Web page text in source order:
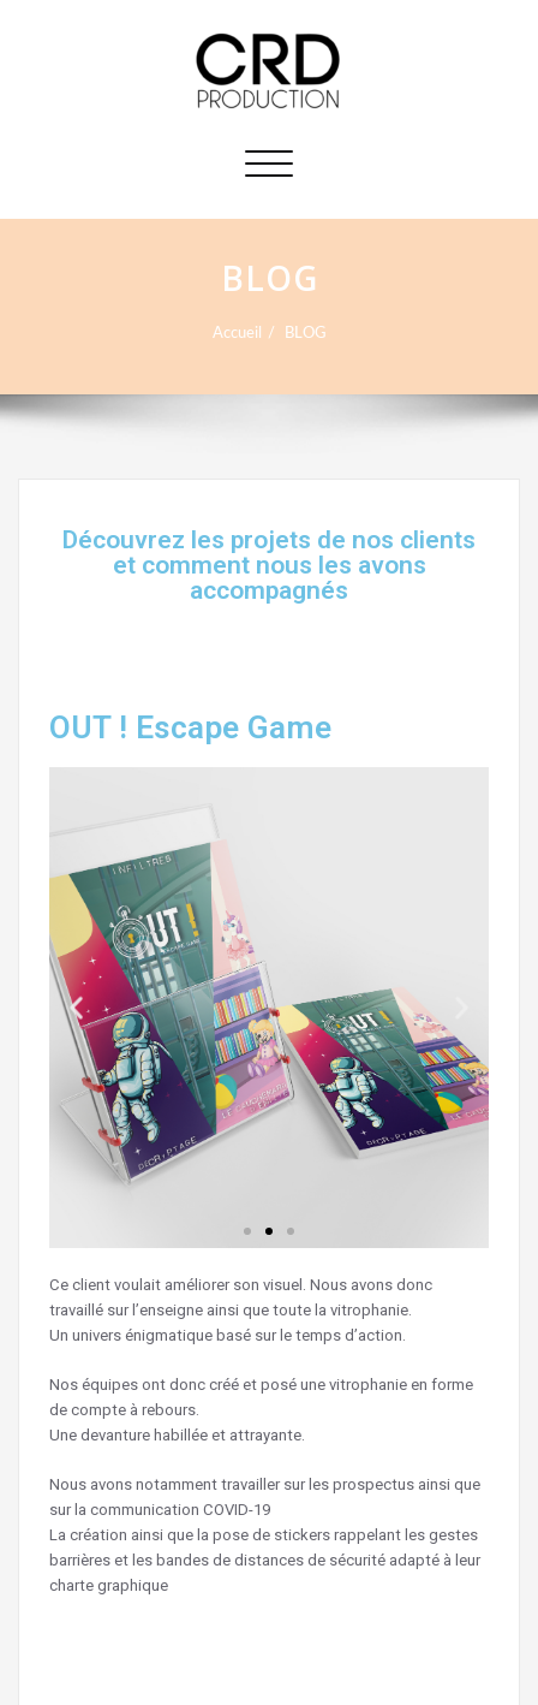
Afficher/masquer
navigation
BLOG
Accueil BLOG
Découvrez les projets de nos clients
et comment nous les avons
accompagnés
OUT ! Escape Game
Ce client voulait améliorer son visuel. Nous avons donc
travaillé sur l’enseigne ainsi que toute la vitrophanie.
Un univers énigmatique basé sur le temps d’action.
Nos équipes ont donc créé et posé une vitrophanie en forme
de compte à rebours.
Une devanture habillée et attrayante.
Nous avons notamment travailler sur les prospectus ainsi que
sur la communication COVID-19
La création ainsi que la pose de stickers rappelant les gestes
barrières et les bandes de distances de sécurité adapté à leur
charte graphique